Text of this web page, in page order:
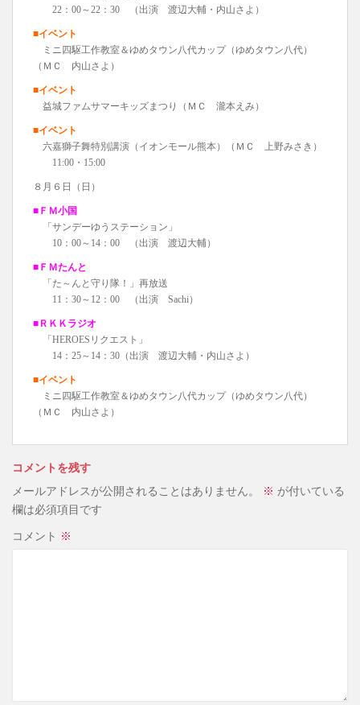
22：00～22：30 （出演 渡辺大輔・内山さよ）
■イベント
ミニ四駆工作教室＆ゆめタウン八代カップ（ゆめタウン八代）
（ＭＣ 内山さよ）
■イベント
益城ファムサマーキッズまつり（ＭＣ 瀧本えみ）
■イベント
六嘉獅子舞特別講演（イオンモール熊本）（ＭＣ 上野みさき）
11:00・15:00
８月６日（日）
■ＦＭ小国
「サンデーゆうステーション」
10：00～14：00 （出演 渡辺大輔）
■ＦＭたんと
「た～んと守り隊！」再放送
11：30～12：00 （出演 Sachi）
■ＲＫＫラジオ
「HEROESリクエスト」
14：25～14：30（出演 渡辺大輔・内山さよ）
■イベント
ミニ四駆工作教室＆ゆめタウン八代カップ（ゆめタウン八代）
（ＭＣ 内山さよ）
コメントを残す
メールアドレスが公開されることはありません。
※ が付いている
欄は必須項目です
コメント ※